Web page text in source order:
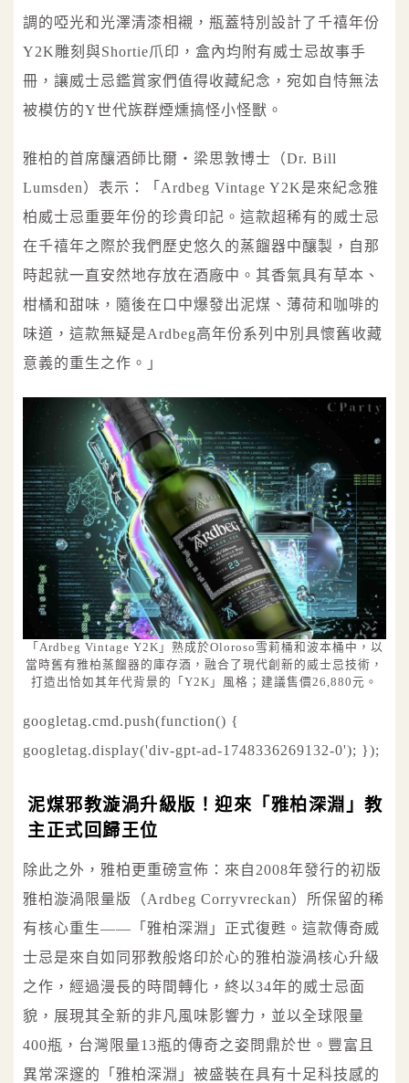
調的啞光和光澤清漆相襯，瓶蓋特別設計了千禧年份
Y2K雕刻與Shortie爪印，盒內均附有威士忌故事手
冊，讓威士忌鑑賞家們值得收藏紀念，宛如自恃無法
被模仿的Y世代族群煙燻搞怪小怪獸。
雅柏的首席釀酒師比爾‧梁思敦博士（Dr. Bill
Lumsden）表示：「Ardbeg Vintage Y2K是來紀念雅
柏威士忌重要年份的珍貴印記。這款超稀有的威士忌
在千禧年之際於我們歷史悠久的蒸餾器中釀製，自那
時起就一直安然地存放在酒廠中。其香氣具有草本、
柑橘和甜味，隨後在口中爆發出泥煤、薄荷和咖啡的
味道，這款無疑是Ardbeg高年份系列中別具懷舊收藏
意義的重生之作。」
「Ardbeg Vintage Y2K」熟成於Oloroso雪莉桶和波本桶中，以
當時舊有雅柏蒸餾器的庫存酒，融合了現代創新的威士忌技術，
打造出恰如其年代背景的「Y2K」風格；建議售價26,880元。
googletag.cmd.push(function() {
googletag.display('div-gpt-ad-1748336269132-0'); });
泥煤邪教漩渦升級版！迎來「雅柏深淵」教
主正式回歸王位
除此之外，雅柏更重磅宣佈：來自2008年發行的初版
雅柏漩渦限量版（Ardbeg Corryvreckan）所保留的稀
有核心重生——「雅柏深淵」正式復甦。這款傳奇威
士忌是來自如同邪教般烙印於心的雅柏漩渦核心升級
之作，經過漫長的時間轉化，終以34年的威士忌面
貌，展現其全新的非凡風味影響力，並以全球限量
400瓶，台灣限量13瓶的傳奇之姿問鼎於世。豐富且
異常深邃的「雅柏深淵」被盛裝在具有十足科技感的